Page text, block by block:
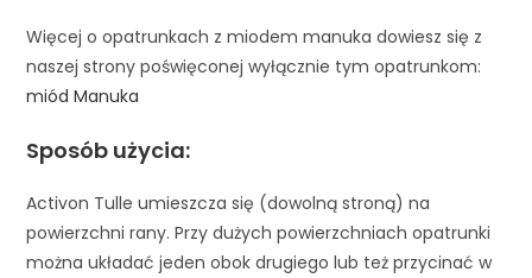
Więcej o opatrunkach z miodem manuka dowiesz się z
naszej strony poświęconej wyłącznie tym opatrunkom:
miód Manuka
Sposób użycia:
Activon Tulle umieszcza się (dowolną stroną) na
powierzchni rany. Przy dużych powierzchniach opatrunki
można układać jeden obok drugiego lub też przycinać w